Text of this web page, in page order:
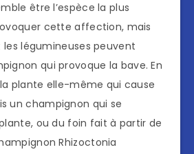
être l’espèce la plus
cette affection, mais
légumineuses peuvent
qui provoque la bave. En
plante elle-même qui cause
un champignon qui se
ou du foin fait à partir de
Rhizoctonia